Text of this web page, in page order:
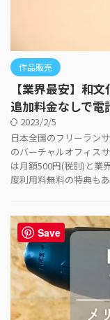
作品販売
【業界最安】和
追加料金なしで電
2023/2/5
日本全国のフリーラン
のバーチャルオフィス
は月額500円(税別)と業
度利用料無料の特典も
Save